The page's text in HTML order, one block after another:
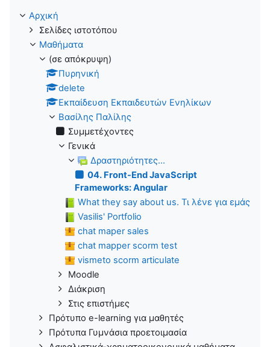
Αρχική
Σελίδες ιστοτόπου
Μαθήματα
(σε απόκρυψη)
Πυρηνική
delete
Εκπαίδευση Εκπαιδευτών Ενηλίκων
Βασίλης Παλίλης
Συμμετέχοντες
Γενικά
Δραστηριότητες...
04. Front-End JavaScript
Frameworks: Angular
What they say about us. Τι λένε για εμάς
Vasilis' Portfolio
chat maper sales
chat mapper scorm test
vismeto scorm articulate
Moodle
Διάκριση
Στις επιστήμες
Πρότυπο e-learning για μαθητές
Πρότυπα Γυμνάσια προετοιμασία